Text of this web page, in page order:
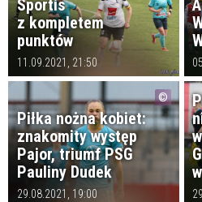
Sportis
z kompletem
punktów
11.09.2021, 21:50
Piłka nożna kobiet:
znakomity występ
Pajor, triumf PSG
Pauliny Dudek
29.08.2021, 19:00